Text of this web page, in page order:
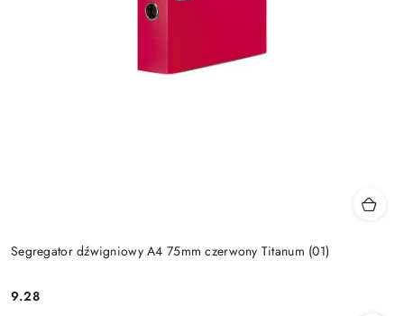
Segregator dźwigniowy A4 75mm czerwony Titanum (01)
Cena:
9.28